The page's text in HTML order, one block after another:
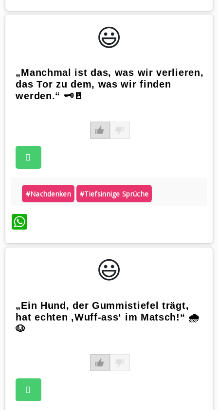
😃️
„Manchmal ist das, was wir verlieren,
das Tor zu dem, was wir finden
werden.“ 🗝️🚪
#nachdenken #tiefsinnige Sprüche
WhatsApp
😃️
„Ein Hund, der Gummistiefel trägt,
hat echten ‚Wuff-ass‘ im Matsch!“ 🌧️
🐶